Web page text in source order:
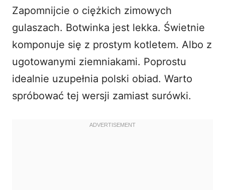
Zapomnijcie o ciężkich zimowych
gulaszach. Botwinka jest lekka. Świetnie
komponuje się z prostym kotletem. Albo z
ugotowanymi ziemniakami. Poprostu
idealnie uzupełnia polski obiad. Warto
spróbować tej wersji zamiast surówki.